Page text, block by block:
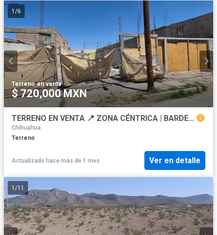
1 /6
Terreno·en venta
$ 720,000 MXN
TERRENO EN VENTA 📍 ZONA CÉNTRICA | BARDEADO | IDEAL PARA CONSTRUIR O INVERTIR 🏡💰
Chihuahua
Terreno
Actualizado hace más de 1 mes Ver en detalle
1 /11